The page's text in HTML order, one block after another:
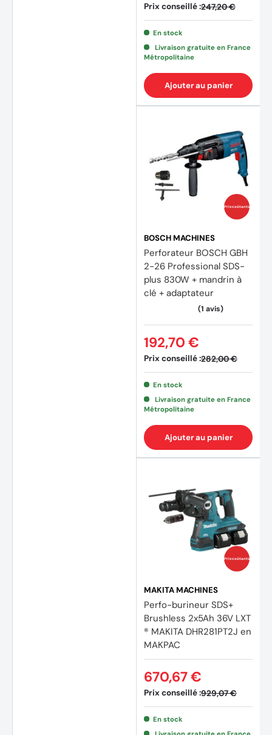
Prix conseillé :247,20 €
En stock
Livraison gratuite en France
Métropolitaine
Ajouter au panier
Prix coûtants
BOSCH MACHINES
Perforateur BOSCH GBH
2-26 Professional SDS-
plus 830W + mandrin à
clé + adaptateur
Prix conseillé :282,00 €
192,70 €
En stock
Livraison gratuite en France
Métropolitaine
Ajouter au panier
Prix coûtants
MAKITA MACHINES
Perfo-burineur SDS+
Brushless 2x5Ah 36V LXT
® MAKITA DHR281PT2J en
MAKPAC
Prix conseillé :929,07 €
670,67 €
En stock